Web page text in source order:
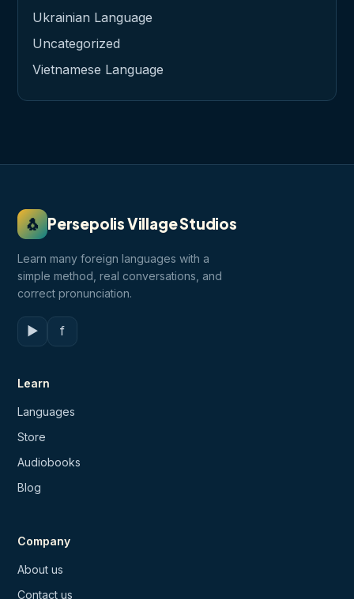
Ukrainian Language
Uncategorized
Vietnamese Language
🐧 Persepolis Village Studios
Learn many foreign languages with a
simple method, real conversations, and
correct pronunciation.
▶ f
Learn
Languages
Store
Audiobooks
Blog
Company
About us
Contact us